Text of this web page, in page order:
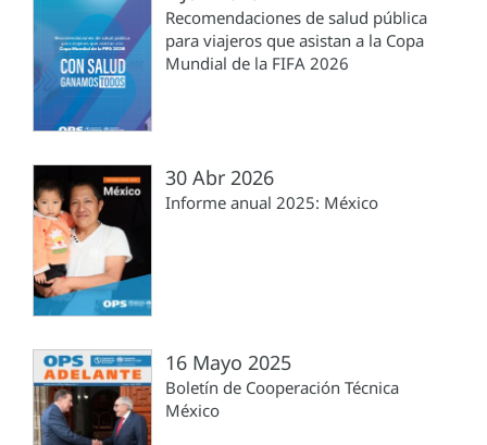
Recomendaciones de salud pública
para viajeros que asistan a la Copa
Mundial de la FIFA 2026
30 Abr 2026
Informe anual 2025: México
16 Mayo 2025
Boletín de Cooperación Técnica
México